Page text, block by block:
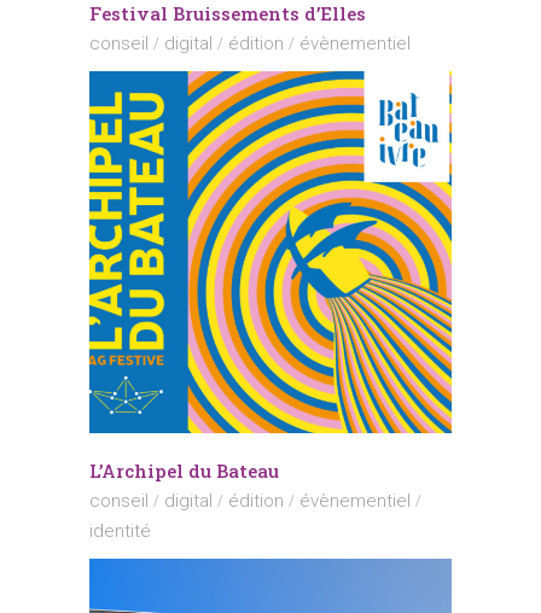
Festival Bruissements d’Elles
conseil digital édition évènementiel
L’Archipel du Bateau
conseil digital édition
évènementiel
identité